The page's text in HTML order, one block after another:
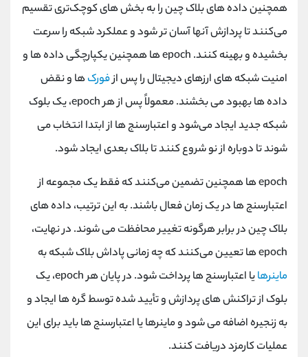
همچنین داده‌ های بلاک چین را به بخش ‌های کوچک‌تری تقسیم
می‌کنند تا پردازش آنها آسان ‌تر شود و عملکرد شبکه را سرعت
بخشیده و بهینه کنند. epoch ها همچنین یکپارچگی داده ‌ها و
امنیت شبکه ‌های ارزهای دیجیتال را پس ازفورک‌ها و نقض
داده‌ ها بهبود می ‌بخشند. معمولاً پس از هر epoch، یک بلوک
شبکه جدید ایجاد می‌شود و اعتبارسنج ‌ها از ابتدا انتخاب می‌
شوند تا دوباره از نو شروع کنند تا بلاک بعدی ایجاد شود.
epoch ها همچنین تضمین می‌کنند که فقط یک مجموعه از
اعتبارسنج ‌ها در یک زمان فعال باشند. به این ترتیب، داده‌ های
بلاک چین در برابر هرگونه تغییر محافظت می ‌شوند. در نهایت،
epoch ها تعیین می‌کنند که چه زمانی پاداش بلاک شبکه به
ماینرها
یا اعتبارسنج ‌ها پرداخت شود. در پایان هر epoch، یک
بلوک از تراکنش‌ های پردازش و تأیید شده توسط گره‌ ها ایجاد و
به زنجیره اضافه می ‌شود و ماینرها یا اعتبارسنج ‌ها باید برای این
عملیات کارمزد دریافت کنند.